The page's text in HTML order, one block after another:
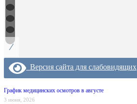
/
Версия сайта для слабовидящих
График медицинских осмотров в августе
3 июня, 2026